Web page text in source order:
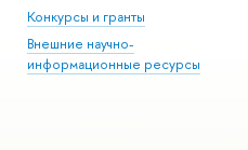
Конкурсы и гранты
Внешние научно-
информационные ресурсы